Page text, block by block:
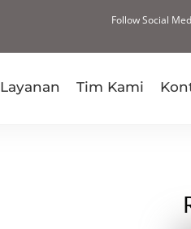
Follow Social
Layanan Tim Kami